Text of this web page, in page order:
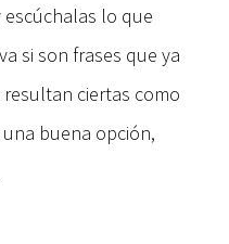
escúchalas lo que
si son frases que ya
ciertas como
buena opción,